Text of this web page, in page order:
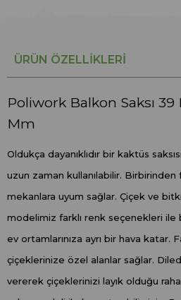
ÜRÜN ÖZELLIKLERI
Poliwork Balkon Saksı
Mm
Oldukça dayanıklıdır bir kaktüs
uzun zaman kullanılabilir. Birbirinden
mekanlara uyum sağlar. Çiçek ve
modelimiz farklı renk seçenekleri ile
ev ortamlarınıza ayrı bir hava katar.
çiçeklerinize özel alanlar sağlar.
vererek çiçeklerinizi layık olduğu